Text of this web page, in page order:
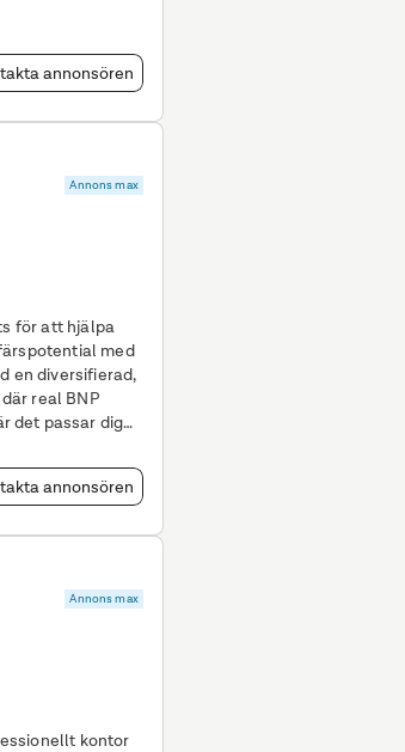
annonsören
Annons max
för att hjälpa
en diversifierad,
real BNP
det passar dig
annonsören
Annons max
kontor